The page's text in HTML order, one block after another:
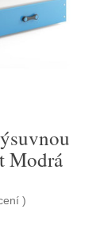
Modrá
)